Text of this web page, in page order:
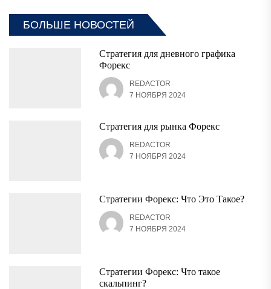
БОЛЬШЕ НОВОСТЕЙ
Стратегия для дневного графика
Форекс
REDACTOR
7 НОЯБРЯ 2024
Стратегия для рынка Форекс
REDACTOR
7 НОЯБРЯ 2024
Стратегии Форекс: Что Это Такое?
REDACTOR
7 НОЯБРЯ 2024
Стратегии Форекс: Что такое
скальпинг?